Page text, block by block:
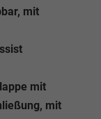
mit
mit
mit